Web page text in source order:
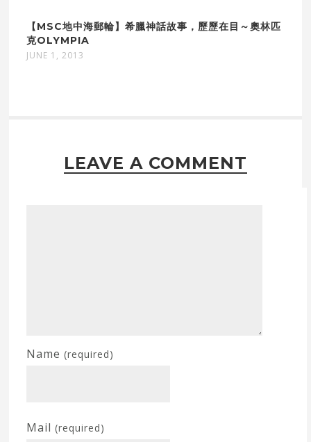
【MSC地中海郵輪】希臘神話故事，歷歷在目～奧林匹
克OLYMPIA
JUNE 1, 2013
LEAVE A COMMENT
Name(required)
Mail(required)